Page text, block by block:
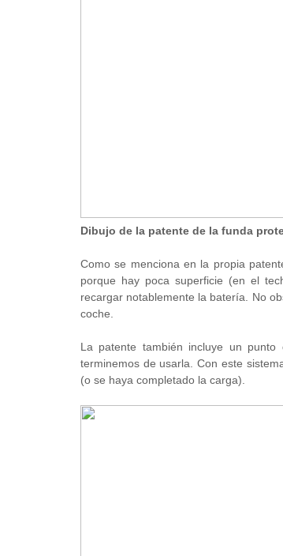
Dibujo de la patente de la funda
Como se menciona en la propia
porque hay poca superficie (en el
recargar notablemente la batería. No
coche.
La patente también incluye un
terminemos de usarla. Con este
(o se haya completado la carga).